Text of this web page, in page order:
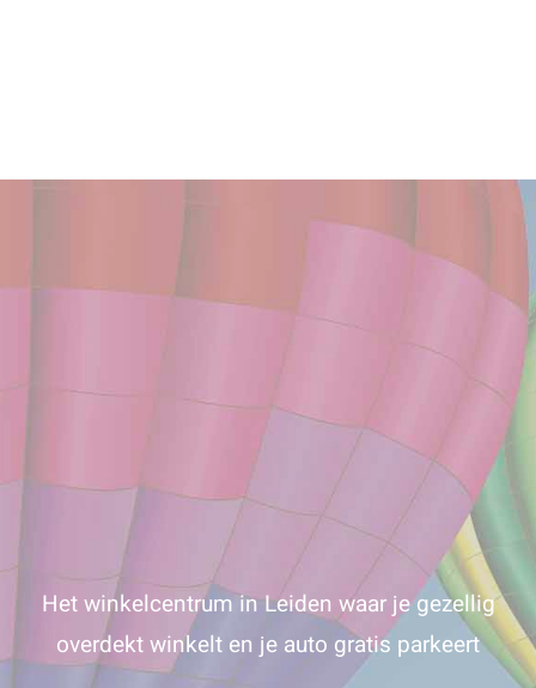
Het winkelcentrum in Leiden waar je gezellig
overdekt winkelt en je auto gratis parkeert